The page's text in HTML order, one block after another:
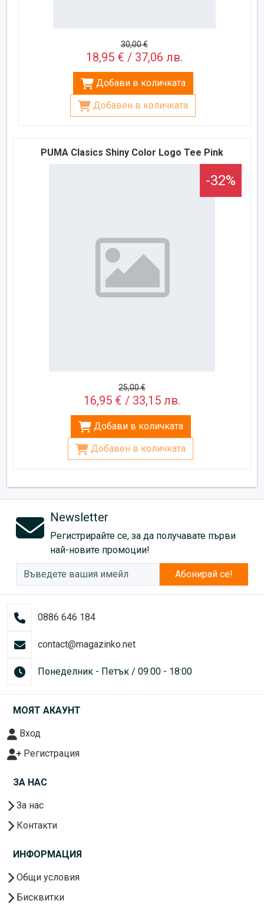
30,00 €
18,95 € / 37,06 лв.
Добави в количката
Добавен в количката
PUMA Clasics Shiny Color Logo Tee Pink
-32%
25,00 €
16,95 € / 33,15 лв.
Добави в количката
Добавен в количката
Newsletter
Регистрирайте се, за да получавате първи
най-новите промоции!
Абонирай се!
0886 646 184
contact@magazinko.net
Понеделник - Петък / 09:00 - 18:00
МОЯТ АКАУНТ
Вход
Регистрация
ЗА НАС
За нас
Контакти
ИНФОРМАЦИЯ
Общи условия
Бисквитки